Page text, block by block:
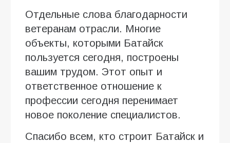
Отдельные слова благодарности
ветеранам отрасли. Многие
объекты, которыми Батайск
пользуется сегодня, построены
вашим трудом. Этот опыт и
ответственное отношение к
профессии сегодня перенимает
новое поколение специалистов.
Спасибо всем, кто строит Батайск и